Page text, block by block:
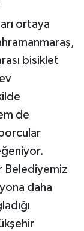
ortaya
bisiklet
de
Belediyemiz
daha